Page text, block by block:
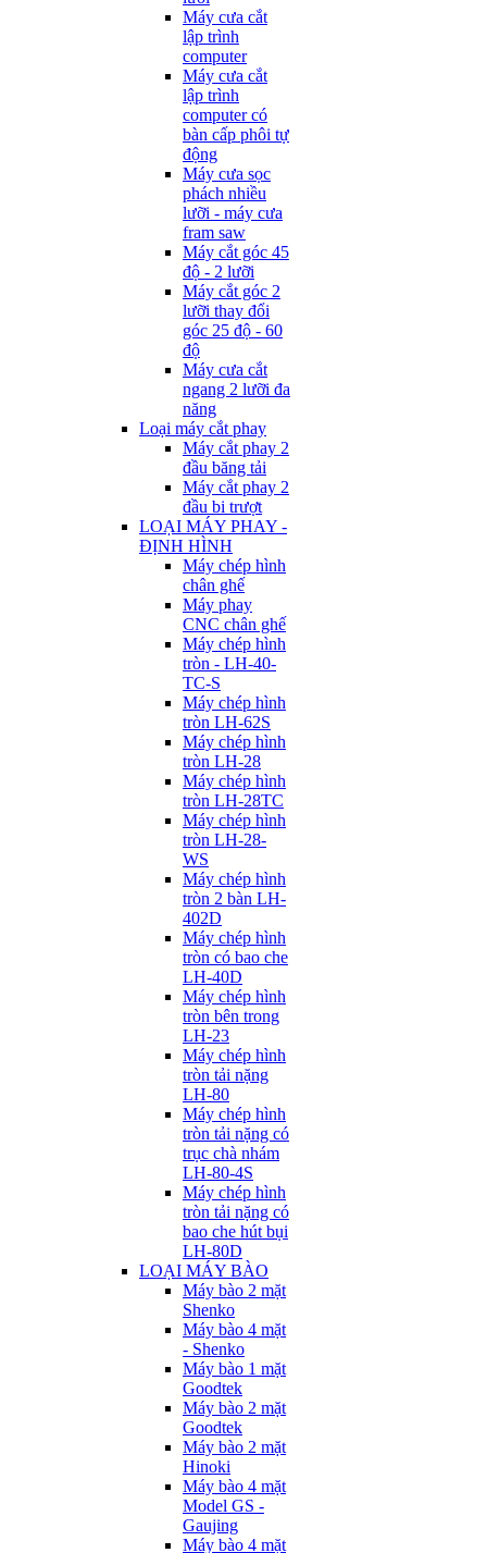
Máy cưa cắt
lập trình
computer
Máy cưa cắt
lập trình
computer có
bàn cấp phôi tự
động
Máy cưa sọc
phách nhiều
lưỡi - máy cưa
fram saw
Máy cắt góc 45
độ - 2 lưỡi
Máy cắt góc 2
lưỡi thay đổi
góc 25 độ - 60
độ
Máy cưa cắt
ngang 2 lưỡi đa
năng
Loại máy cắt phay
Máy cắt phay 2
đầu băng tải
Máy cắt phay 2
đầu bi trượt
LOẠI MÁY PHAY -
ĐỊNH HÌNH
Máy chép hình
chân ghế
Máy phay
CNC chân ghế
Máy chép hình
tròn - LH-40-
TC-S
Máy chép hình
tròn LH-62S
Máy chép hình
tròn LH-28
Máy chép hình
tròn LH-28TC
Máy chép hình
tròn LH-28-
WS
Máy chép hình
tròn 2 bàn LH-
402D
Máy chép hình
tròn có bao che
LH-40D
Máy chép hình
tròn bên trong
LH-23
Máy chép hình
tròn tải nặng
LH-80
Máy chép hình
tròn tải nặng có
trục chà nhám
LH-80-4S
Máy chép hình
tròn tải nặng có
bao che hút bụi
LH-80D
LOẠI MÁY BÀO
Máy bào 2 mặt
Shenko
Máy bào 4 mặt
- Shenko
Máy bào 1 mặt
Goodtek
Máy bào 2 mặt
Goodtek
Máy bào 2 mặt
Hinoki
Máy bào 4 mặt
Model GS -
Gaujing
Máy bào 4 mặt